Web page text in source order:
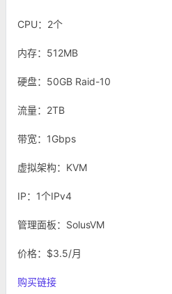
CPU：2个
内存：512MB
硬盘：50GB Raid-10
流量：2TB
带宽：1Gbps
虚拟架构：KVM
IP：1个IPv4
管理面板：SolusVM
价格：$3.5/月
购买链接